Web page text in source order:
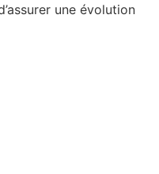
une évolution